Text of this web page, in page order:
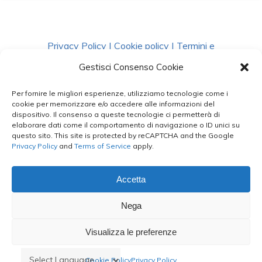
Gestisci Consenso Cookie
Per fornire le migliori esperienze, utilizziamo tecnologie come i
cookie per memorizzare e/o accedere alle informazioni del
dispositivo. Il consenso a queste tecnologie ci permetterà di
elaborare dati come il comportamento di navigazione o ID unici su
questo sito. This site is protected by reCAPTCHA and the Google
Privacy Policy and Terms of Service apply.
Accetta
Nega
Visualizza le preferenze
Cookie PolicyPrivacy Policy
Privacy Policy | Cookie policy | Termini e
Condizioni|Richiedi Dati
facebook instagram whatsappphone
email
Le Bontà del Capo ©